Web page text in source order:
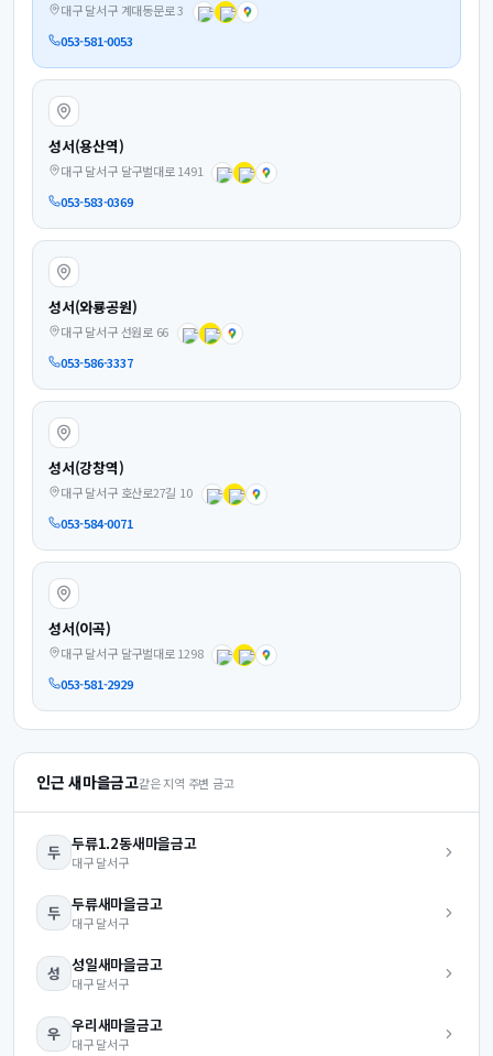
대구 달서구 계대동문로 3
053-581-0053
성서(용산역)
대구 달서구 달구벌대로 1491
053-583-0369
성서(와룡공원)
대구 달서구 선원로 66
053-586-3337
성서(강창역)
대구 달서구 호산로27길 10
053-584-0071
성서(이곡)
대구 달서구 달구벌대로 1298
053-581-2929
인근 새마을금고같은 지역 주변 금고
두 두류1.2동새마을금고
대구 달서구
두 두류새마을금고
대구 달서구
성 성일새마을금고
대구 달서구
우 우리새마을금고
대구 달서구